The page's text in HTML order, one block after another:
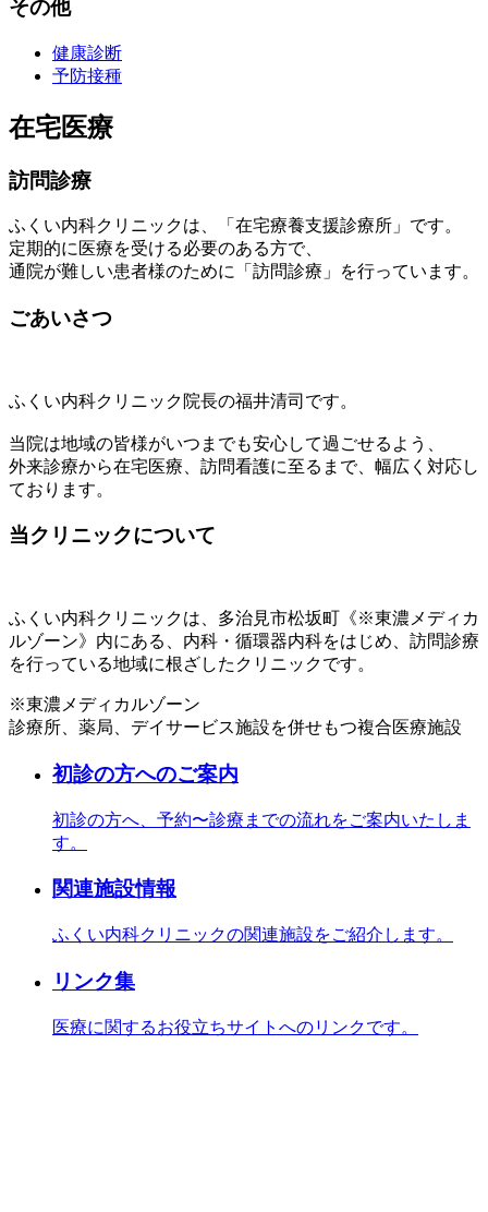
その他
健康診断
予防接種
在宅医療
訪問診療
ふくい内科クリニックは、 「在宅療養支援診療所」 です。
定期的に医療を受ける必要のある方で、
通院が難しい患者様のために
「訪問診療」 を行っています。
ごあいさつ
ふくい内科クリニック院長の福井清司です。
当院は地域の皆様がいつまでも安心して過ごせるよう、
外来診療から在宅医療、訪問看護に至るまで、幅広く対応し
ております。
当クリニックについて
ふくい内科クリニックは、多治見市松坂町《※東濃メディカ
ルゾーン》内にある、内科・循環器内科をはじめ、訪問診療
を行っている地域に根ざしたクリニックです。
※東濃メディカルゾーン
診療所、薬局、デイサービス施設を併せもつ複合医療施設
初診の方へのご案内
初診の方へ、予約〜診療までの流れをご案内いたしま
す。
関連施設情報
ふくい内科クリニックの関連施設をご紹介します。
リンク集
医療に関するお役立ちサイトへのリンクです。